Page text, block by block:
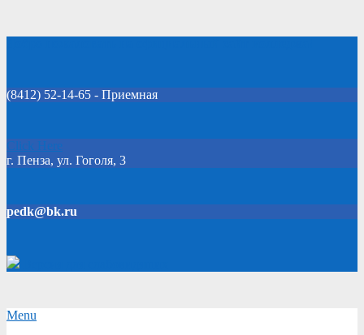
(8412) 52-14-65 - Приемная
Click Here
г. Пенза, ул. Гоголя, 3
pedk@bk.ru
Secondary
Menu